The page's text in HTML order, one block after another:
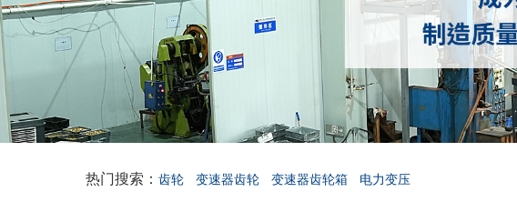
热门搜索：齿轮 变速器齿轮 变速器齿轮箱 电力变压